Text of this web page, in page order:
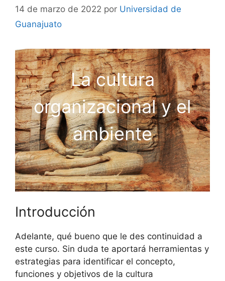
14 de marzo de 2022 por Universidad de
Guanajuato
La cultura
organizacional y el
ambiente
Introducción
Adelante, qué bueno que le des continuidad a
este curso. Sin duda te aportará herramientas y
estrategias para identificar el concepto,
funciones y objetivos de la cultura